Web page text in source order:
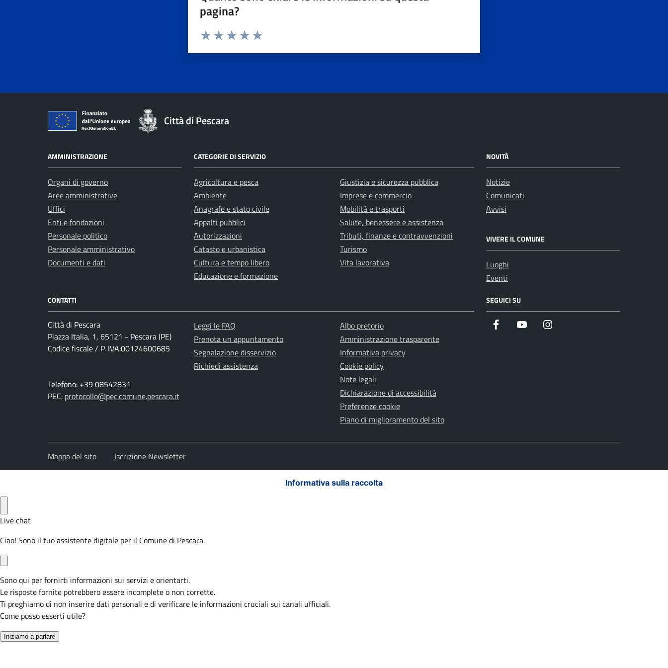
pagina?
Città di Pescara
AMMINISTRAZIONE
Organi di governo
Aree amministrative
Uffici
Enti e fondazioni
Personale politico
Personale amministrativo
Documenti e dati
CATEGORIE DI SERVIZIO
Agricoltura e pesca
Ambiente
Anagrafe e stato civile
Appalti pubblici
Autorizzazioni
Catasto e urbanistica
Cultura e tempo libero
Educazione e formazione
Giustizia e sicurezza pubblica
Imprese e commercio
Mobilità e trasporti
Salute, benessere e assistenza
Tributi, finanze e contravvenzioni
Turismo
Vita lavorativa
NOVITÀ
Notizie
Comunicati
Avvisi
VIVERE IL COMUNE
Luoghi
Eventi
CONTATTI
Città di Pescara
Piazza Italia, 1, 65121 - Pescara (PE)
Codice fiscale / P. IVA:00124600685
Telefono: +39 08542831
PEC: protocollo@pec.comune.pescara.it
Leggi le FAQ
Prenota un appuntamento
Segnalazione disservizio
Richiedi assistenza
Albo pretorio
Amministrazione trasparente
Informativa privacy
Cookie policy
Note legali
Dichiarazione di accessibilità
Preferenze cookie
Piano di miglioramento del sito
SEGUICI SU
Facebook Youtube
Mappa del sito Iscrizione Newsletter
Informativa sulla raccolta